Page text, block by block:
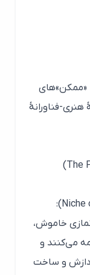
فناورانۀ
به کارگیری محراب‌های صوتی» (Niche of Sound):
خاموش،
و
و ساخت